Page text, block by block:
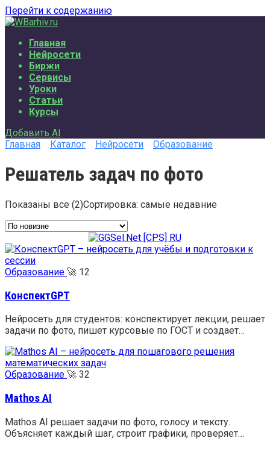
Перейти к содержанию
Главная
Нейросети
Биржи
Сервисы
Уроки
Статьи
Курсы
Добавить AI
Главная
Каталог Нейросети Образование
Решатель задач по фото
Показаны все (2)Сортировка: самые недавние
Образование 🚀 12
КонспектGPT
Нейросеть для студентов: конспектирует лекции, решает
задачи по фото, пишет курсовые по ГОСТ и создает…
Образование 🚀 32
Mathos AI
Mathos AI решает задачи по фото, голосу и тексту.
Объясняет каждый шаг, строит графики, проверяет…